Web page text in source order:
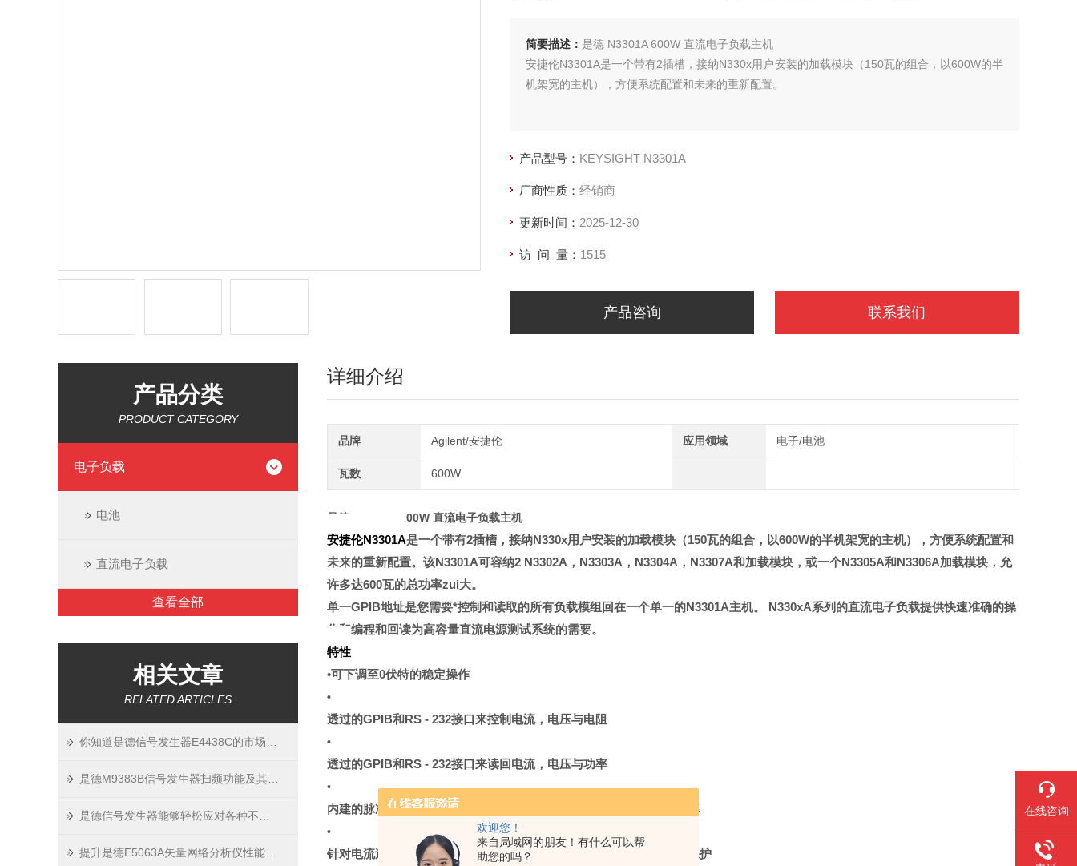
欢迎您！
来自局域网的朋友！有什么可以帮
助您的吗？
简要描述： 是德 N3301A 600W 直流电子负载主机
安捷伦N3301A是一个带有2插槽，接纳N330x用户安装的加载模块（150瓦的组合，以600W的半
机架宽的主机），方便系统配置和未来的重新配置。
产品型号： KEYSIGHT N3301A
厂商性质： 经销商
更新时间： 2025-12-30
访 问 量： 1515
产品咨询 联系我们
产品分类
PRODUCT CATEGORY
电子负载
电池
直流电子负载
查看全部
相关文章
RELATED ARTICLES
详细介绍
品牌 Agilent/安捷伦 应用领域 电子/电池
瓦数 600W
是德 N3301A 600W 直流电子负载主机
安捷伦N3301A是一个带有2插槽，接纳N330x用户安装的加载模块（150瓦的组合，以600W的半机架宽的主机），方便系统配置和
未来的重新配置。该N3301A可容纳2 N3302A ， N3303A ， N3304A ， N3307A和加载模块，或一个N3305A和 N3306A加载模块，允
许多达600瓦的总功率zui大。
单一GPIB地址是您需要*控制和读取的所有负载模组回在一个单一的N3301A主机。 N330xA系列的直流电子负载提供快速准确的操
作和编程和回读为高容量直流电源测试系统的需要。
特性
•可下调至0伏特的稳定操作
•
透过的GPIB和 RS - 232接口来控制电流，电压与电阻
•
透过的GPIB和 RS - 232接口来读回电流，电压与功率
•
内建的脉冲波形产生能力，包含可程序振幅，频率，信号周期与回转率
•
针对电流过载，电压过载，功率过载，温度过高及倒极性提供完整的保护
在线咨询